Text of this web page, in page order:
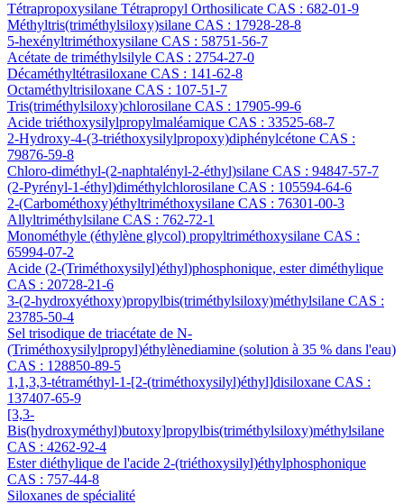
Tétrapropoxysilane Tétrapropyl Orthosilicate CAS : 682-01-9
Méthyltris(triméthylsiloxy)silane CAS : 17928-28-8
5-hexényltriméthoxysilane CAS : 58751-56-7
Acétate de triméthylsilyle CAS : 2754-27-0
Décaméthyltétrasiloxane CAS : 141-62-8
Octaméthyltrisiloxane CAS : 107-51-7
Tris(triméthylsiloxy)chlorosilane CAS : 17905-99-6
Acide triéthoxysilylpropylmaléamique CAS : 33525-68-7
2-Hydroxy-4-(3-triéthoxysilylpropoxy)diphénylcétone CAS :
79876-59-8
Chloro-diméthyl-(2-naphtalényl-2-éthyl)silane CAS : 94847-57-7
(2-Pyrényl-1-éthyl)diméthylchlorosilane CAS : 105594-64-6
2-(Carbométhoxy)éthyltriméthoxysilane CAS : 76301-00-3
Allyltriméthylsilane CAS : 762-72-1
Monométhyle (éthylène glycol) propyltriméthoxysilane CAS :
65994-07-2
Acide (2-(Triméthoxysilyl)éthyl)phosphonique, ester diméthylique
CAS : 20728-21-6
3-(2-hydroxyéthoxy)propylbis(triméthylsiloxy)méthylsilane CAS :
23785-50-4
Sel trisodique de triacétate de N-
(Triméthoxysilylpropyl)éthylènediamine (solution à 35 % dans l'eau)
CAS : 128850-89-5
1,1,3,3-tétraméthyl-1-[2-(triméthoxysilyl)éthyl]disiloxane CAS :
137407-65-9
[3,3-
Bis(hydroxyméthyl)butoxy]propylbis(triméthylsiloxy)méthylsilane
CAS : 4262-92-4
Ester diéthylique de l'acide 2-(triéthoxysilyl)éthylphosphonique
CAS : 757-44-8
Siloxanes de spécialité